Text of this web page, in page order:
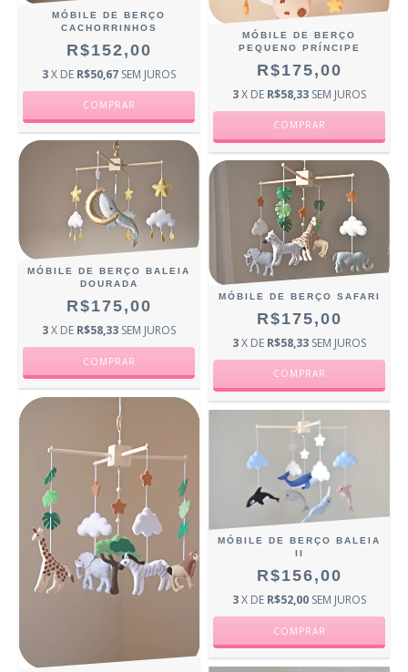
MÓBILE DE BERÇO
CACHORRINHOS
R$152,00
3X DE R$50,67 SEM JUROS
MÓBILE DE BERÇO
PEQUENO PRÍNCIPE
R$175,00
3X DE R$58,33 SEM JUROS
MÓBILE DE BERÇO BALEIA
DOURADA
R$175,00
3X DE R$58,33 SEM JUROS
MÓBILE DE BERÇO SAFARI
R$175,00
3X DE R$58,33 SEM JUROS
MÓBILE DE BERÇO BALEIA
II
R$156,00
3X DE R$52,00 SEM JUROS